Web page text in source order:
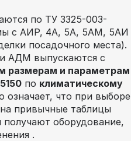
по ТУ 3325-003-
с АИР, 4А, 5А, 5АМ, 5АИ
посадочного места).
АДМ выпускаются с
размерам и параметрам
по климатическому
означает, что при выборе
привычные таблицы
получают оборудование,
.